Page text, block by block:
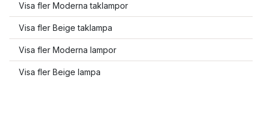
Visa fler Moderna taklampor
Visa fler Beige taklampa
Visa fler Moderna lampor
Visa fler Beige lampa